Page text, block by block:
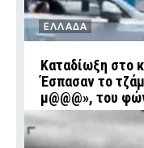
ΕΛΛΑΔΑ
Καταδίωξη στο
Έσπασαν το
μ@@@», του